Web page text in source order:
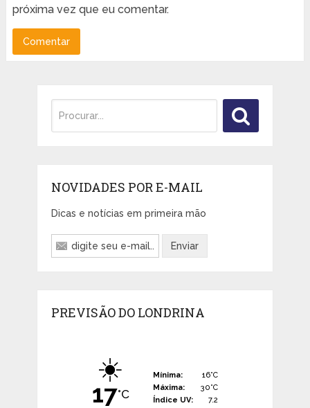
próxima vez que eu comentar.
NOVIDADES POR E-MAIL
Dicas e notícias em primeira mão
PREVISÃO DO LONDRINA
☀️
17°C
Mínima:
16°C
Máxima:
30°C
Índice UV:
7.2